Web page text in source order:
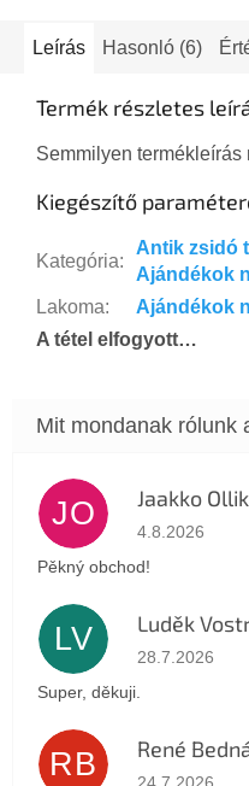
Leírás Hasonló (6)
Termék részletes
Semmilyen termékleírás
Kiegészítő
Kategória:
Antik zsidó
Ajándékok
Lakoma: Ajándékok
A tétel elfogyott…
JO Jaakko
Az áruház
4.8.2026
Pěkný obchod!
LV Luděk
Az áruház
28.7.2026
Super, děkuji.
RB René
Az áruház